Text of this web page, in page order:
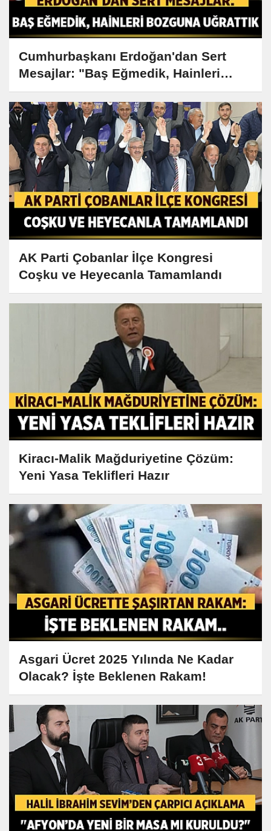
Cumhurbaşkanı Erdoğan'dan Sert
Mesajlar: "Baş Eğmedik, Hainleri
Bozguna Uğrattık"
AK Parti Çobanlar İlçe Kongresi
Coşku ve Heyecanla Tamamlandı
Kiracı-Malik Mağduriyetine Çözüm:
Yeni Yasa Teklifleri Hazır
Asgari Ücret 2025 Yılında Ne Kadar
Olacak? İşte Beklenen Rakam!